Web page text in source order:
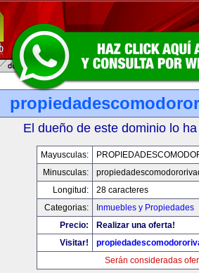
El dueño de este dominio lo
Mayusculas:
Minusculas:
Longitud:
28 caracteres
Categorias:
Inmuebles y Propiedades
Precio:
Realizar una oferta!
Visitar!
Serán consideradas